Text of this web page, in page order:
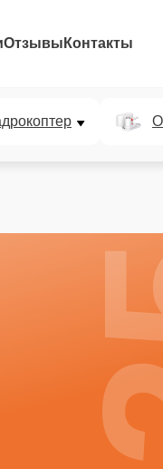
Отзывы Контакты